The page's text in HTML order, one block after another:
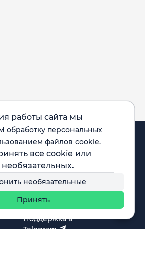
работы сайта мы
обработку персональных
файлов cookie.
все cookie или
необязательных.
необязательные
Принять
Аналитика и
новости
Карта рынка
Компании
F.A.Q.
Обучение
Вебинары
О нас
Поддержка в
Telegram